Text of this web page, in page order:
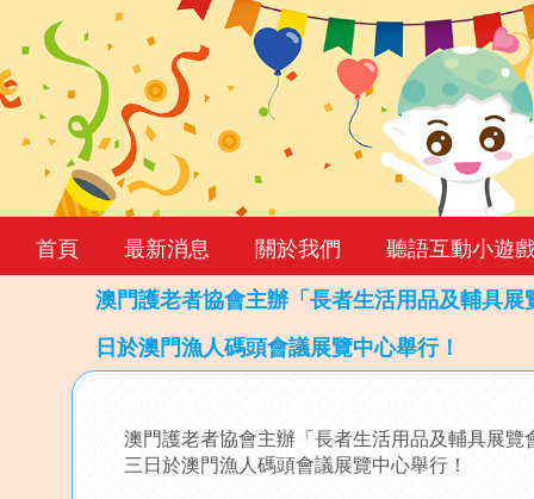
首頁 最新消息 關於我們
聽語互動小遊
澳門護老者協會主辦「長者生活用品及輔具
日於澳門漁人碼頭會議展覽中心舉行！
to
top
澳門護老者協會主辦「長者生活用品及輔具展覽
三日於澳門漁人碼頭會議展覽中心舉行！